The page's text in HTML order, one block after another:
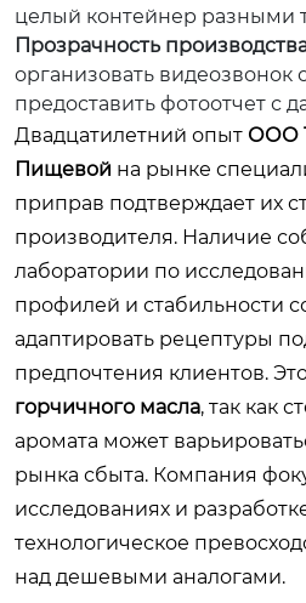
целый контейнер разными
Прозрачность
организовать видеозвонок
предоставить фотоотчет с
Двадцатилетний опыт ООО
Пищевой на рынке
приправ подтверждает их
производителя. Наличие
лаборатории по
профилей и стабильности
адаптировать рецептуры
предпочтения клиентов.
горчичного масла, так как
аромата может
рынка сбыта. Компания
исследованиях и
технологическое
над дешевыми аналогами.